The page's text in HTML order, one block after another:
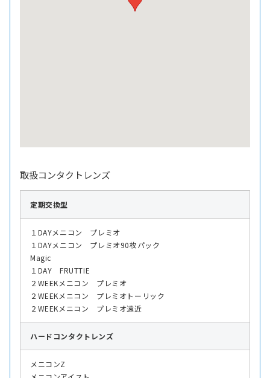
取扱コンタクトレンズ
定期交換型
１DAYメニコン プレミオ
１DAYメニコン プレミオ90枚パック
Magic
１DAY FRUTTIE
２WEEKメニコン プレミオ
２WEEKメニコン プレミオトーリック
２WEEKメニコン プレミオ遠近
ハード コンタクトレンズ
メニコンZ